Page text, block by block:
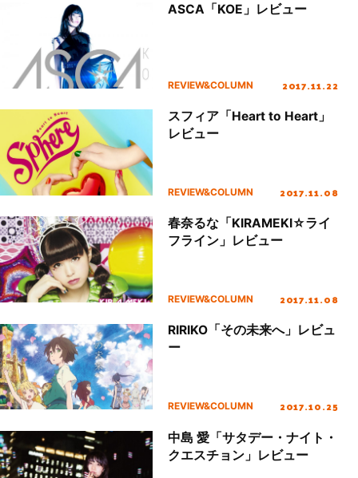
ASCA「KOE」レビュー
REVIEW&COLUMN 2017.11.22
スフィア「Heart to Heart」
レビュー
REVIEW&COLUMN 2017.11.08
春奈るな「KIRAMEKI☆ライ
フライン」レビュー
REVIEW&COLUMN 2017.11.08
RIRIKO「その未来へ」レビュ
ー
REVIEW&COLUMN 2017.10.25
中島 愛「サタデー・ナイト・
クエスチョン」レビュー